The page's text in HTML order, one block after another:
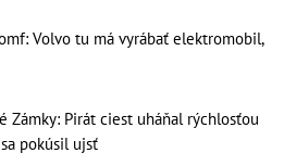
Volvo tu má vyrábať elektromobil,
Zámky: Pirát ciest uháňal rýchlosťou
pokúsil ujsť